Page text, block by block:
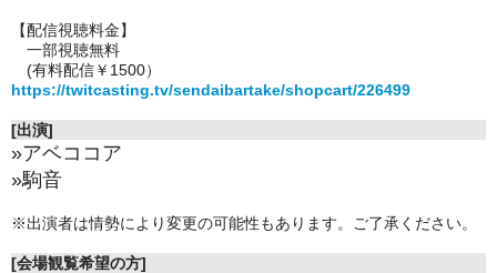
【配信視聴料金】
一部視聴無料
(有料配信￥1500）
https://twitcasting.tv/sendaibartake/shopcart/226499
[出演]
»アベココア
»駒音
※出演者は情勢により変更の可能性もあります。ご了承ください。
[会場観覧希望の方]